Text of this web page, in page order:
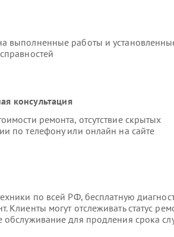
выполненные работы и
консультация
ремонта, отсутствие скрытых
по телефону или онлайн на сайте
по всей РФ, бесплатную
могут отслеживать статус
обслуживание для продления срока